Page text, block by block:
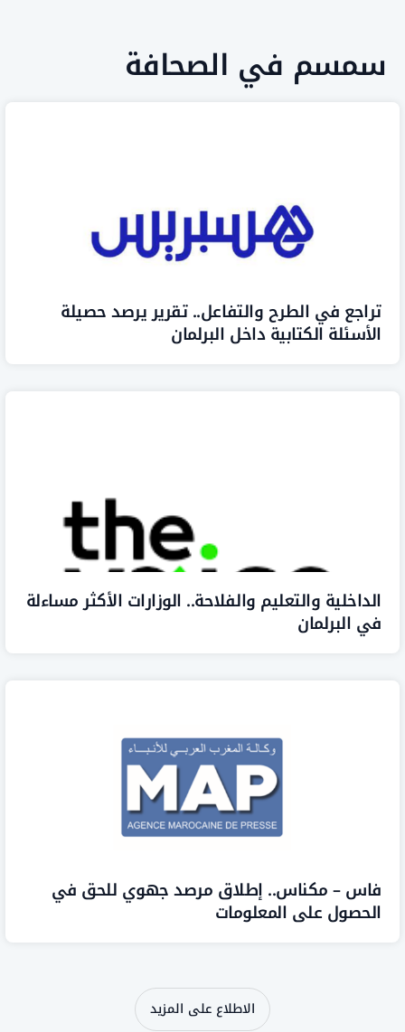
في الصحافة
في الطرح والتفاعل.. تقرير يرصد حصيلة
الكتابية داخل البرلمان
والتعليم والفلاحة.. الوزارات الأكثر مساءلة
– مكناس.. إطلاق مرصد جهوي للحق في
على المعلومات
الاطلاع على المزيد